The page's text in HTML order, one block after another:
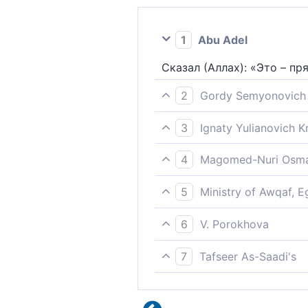
1
Abu Adel
Сказал (Аллах): «Это –
2
Gordy
Он сказал: "Это будет
3
Ignaty Yulianovich
Сказал он: "Это - путь
4
Magomed-Nuri
[Аллах] ответил: "Это
5
Ministry of Awqaf,
Искренность рабов,
не могу их сбить с
6
V. Porokhova
(Господь) сказал: "Это,
7
Tafseer As-Saadi's